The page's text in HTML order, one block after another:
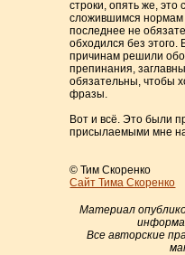
строки, опять же, это
сложившимся нормам
последнее не
обходился без этого.
причинам решили
препинания,
обязательны, чтобы
фразы.
Вот и всё. Это были
присылаемыми мне
© Тим Скоренко
Сайт Тима Скоренко
Материал
Все авторские